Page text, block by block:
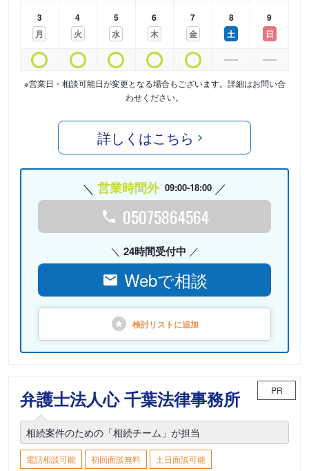
3
月
4
火
5
水
6
木
7
金
8
土
9
日
※営業日・相談可能日が変更となる場合もございます。詳細はお問い合
わせください。
詳しくはこちら
営業時間外 09:00-18:00
05075864564
24時間受付中
Webで相談
検討リストに追加
弁護士法人心 千葉法律事務所 PR
相続案件のための「相続チーム」が担当
電話相談可能 初回面談無料
土日面談可能